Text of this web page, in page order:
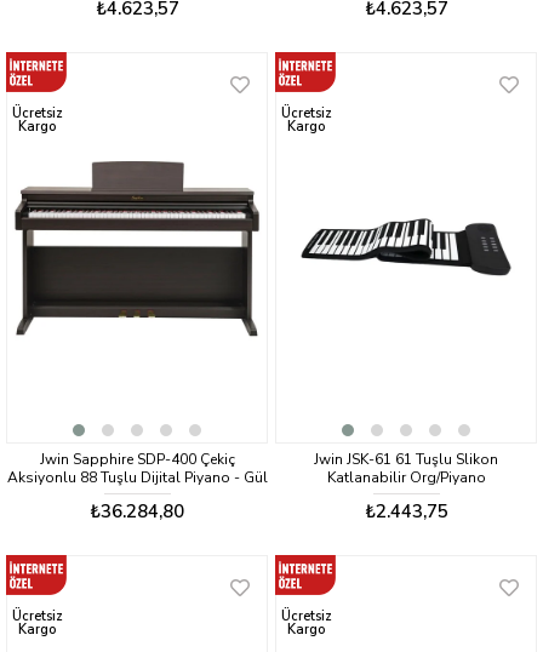
₺4.623,57 ₺4.623,57
Jwin Sapphire SDP-400 Çekiç
Aksiyonlu 88 Tuşlu Dijital Piyano - Gül
Ağacı
₺36.284,80
Ücretsiz
Kargo
Jwin JSK-61 61 Tuşlu Slikon
Katlanabilir Org/Piyano
₺2.443,75
Ücretsiz
Kargo
Ücretsiz
Kargo
Ücretsiz
Kargo